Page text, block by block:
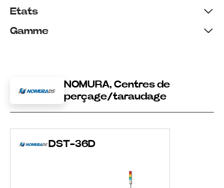
Etats
Gamme
NOMURA, Centres de
perçage/taraudage
DST-36D